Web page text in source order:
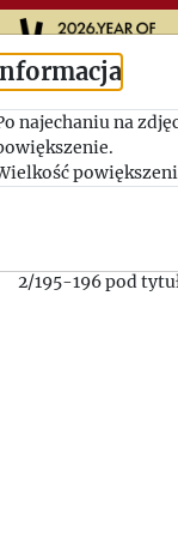
O
1963-11-18, Jerzy
Giedroyc
Ossowskiemu i
biograficznego na
2/195-196 pod
najechaniu na